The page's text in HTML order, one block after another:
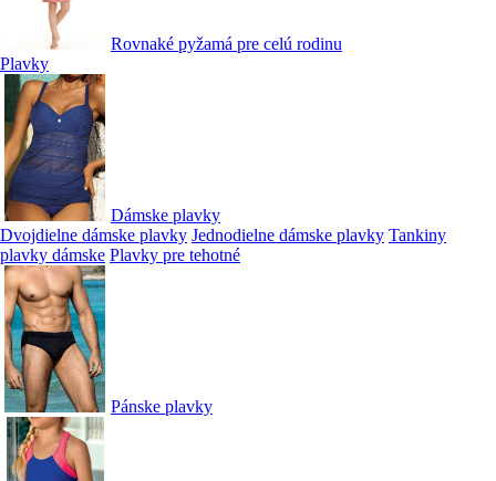
Rovnaké pyžamá pre celú rodinu
Plavky
Dámske plavky
Dvojdielne dámske plavky Jednodielne dámske plavky Tankiny
plavky dámske Plavky pre tehotné
Pánske plavky